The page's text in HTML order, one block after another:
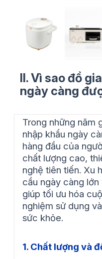
II. Vì sao đồ
ngày càng
Trong những năm
nhập khẩu ngày
hàng đầu của
chất lượng cao,
nghệ tiên tiến. Xu
cầu ngày càng
giúp tối ưu hóa
nghiệm sử dụng
sức khỏe.
1. Chất lượng và